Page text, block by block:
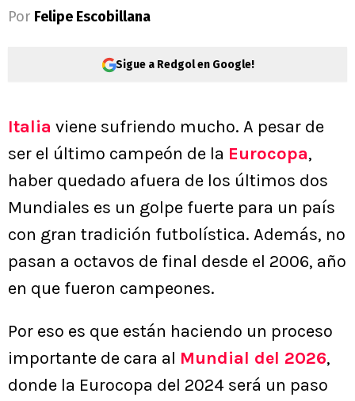
Por Felipe Escobillana
Sigue a Redgol en Google!
Italia viene sufriendo mucho. A pesar de
ser el último campeón de la Eurocopa,
haber quedado afuera de los últimos dos
Mundiales es un golpe fuerte para un país
con gran tradición futbolística. Además, no
pasan a octavos de final desde el 2006, año
en que fueron campeones.
Por eso es que están haciendo un proceso
importante de cara al Mundial del 2026,
donde la Eurocopa del 2024 será un paso